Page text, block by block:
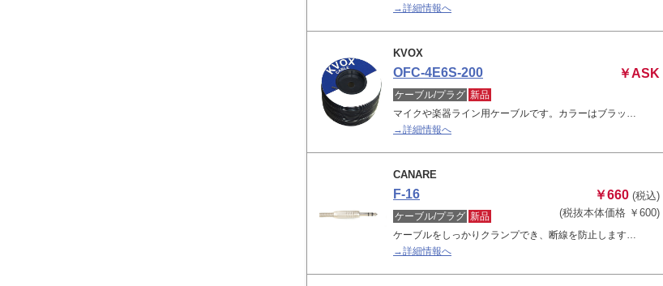
→詳細情報へ
KVOX
OFC-4E6S-200 ￥ASK
ケーブル/プラグ 新品
マイクや楽器ライン用ケーブルです。カラーはブラッ…
→詳細情報へ
CANARE
F-16 ￥660 (税込)
(税抜本体価格 ￥600)
ケーブル/プラグ 新品
ケーブルをしっかりクランプでき、断線を防止します…
→詳細情報へ